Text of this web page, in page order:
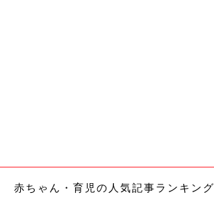
赤ちゃん・育児の人気記事ランキング